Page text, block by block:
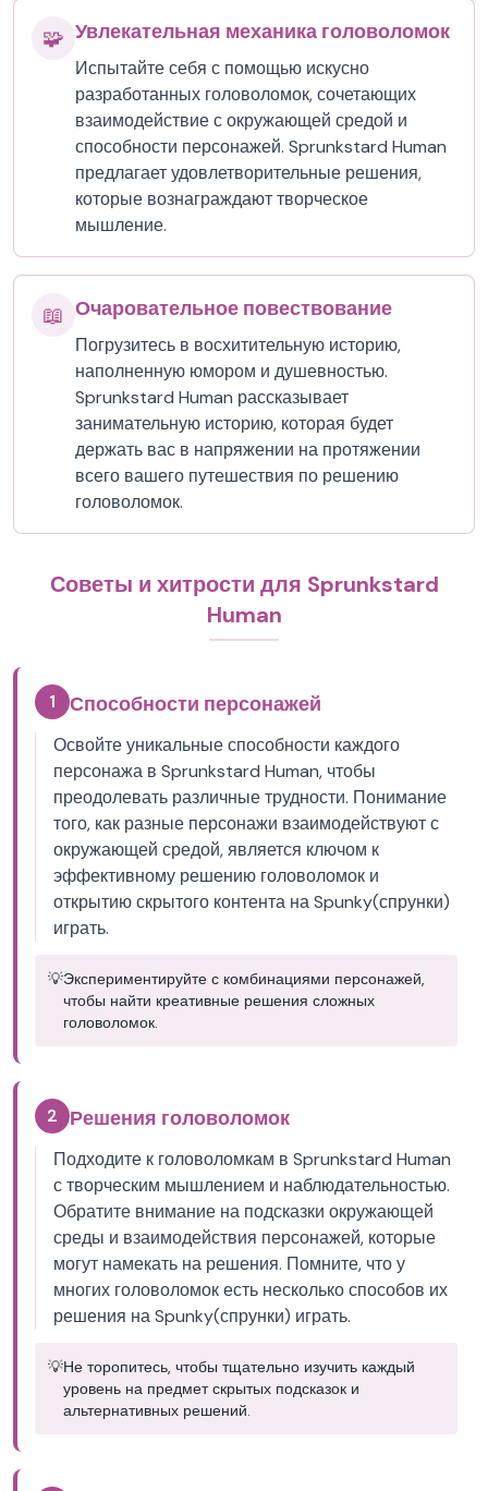
🧩 Увлекательная механика головоломок
Испытайте себя с помощью искусно
разработанных головоломок, сочетающих
взаимодействие с окружающей средой и
способности персонажей. Sprunkstard Human
предлагает удовлетворительные решения,
которые вознаграждают творческое
мышление.
📖 Очаровательное повествование
Погрузитесь в восхитительную историю,
наполненную юмором и душевностью.
Sprunkstard Human рассказывает
занимательную историю, которая будет
держать вас в напряжении на протяжении
всего вашего путешествия по решению
головоломок.
Советы и хитрости для Sprunkstard
Human
1 Способности персонажей
Освойте уникальные способности каждого
персонажа в Sprunkstard Human, чтобы
преодолевать различные трудности. Понимание
того, как разные персонажи взаимодействуют с
окружающей средой, является ключом к
эффективному решению головоломок и
открытию скрытого контента на Spunky(спрунки)
играть.
💡Экспериментируйте с комбинациями персонажей,
чтобы найти креативные решения сложных
головоломок.
2 Решения головоломок
Подходите к головоломкам в Sprunkstard Human
с творческим мышлением и наблюдательностью.
Обратите внимание на подсказки окружающей
среды и взаимодействия персонажей, которые
могут намекать на решения. Помните, что у
многих головоломок есть несколько способов их
решения на Spunky(спрунки) играть.
💡Не торопитесь, чтобы тщательно изучить каждый
уровень на предмет скрытых подсказок и
альтернативных решений.